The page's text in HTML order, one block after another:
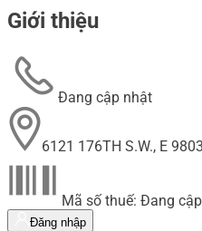
Giới thiệu
Đang cập nhật
6121 176TH S.W., E
Mã số thuế: Đang
Đăng nhập